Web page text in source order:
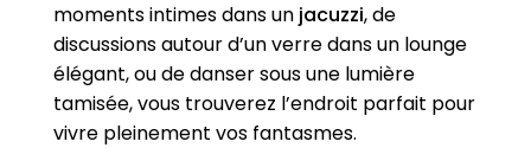
moments intimes dans un jacuzzi, de
discussions autour d’un verre dans un lounge
élégant, ou de danser sous une lumière
tamisée, vous trouverez l’endroit parfait pour
vivre pleinement vos fantasmes.